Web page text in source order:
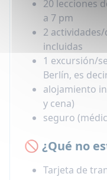
20 lecciones
a 7 pm
2
incluidas
1 excursión/
Berlín, es
alojamiento
y cena)
seguro
🚫 ¿Qué no
Tarjeta de